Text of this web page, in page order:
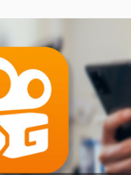
que li, aceito e concordo